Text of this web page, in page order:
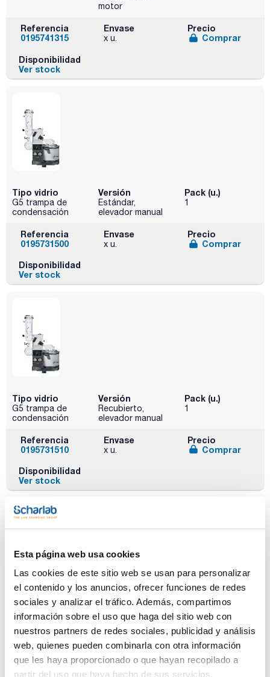
Esta página web usa cookies
Las cookies de este sitio web se usan para personalizar
el contenido y los anuncios, ofrecer funciones de redes
sociales y analizar el tráfico. Además, compartimos
información sobre el uso que haga del sitio web con
nuestros partners de redes sociales, publicidad y análisis
web, quienes pueden combinarla con otra información
que les haya proporcionado o que hayan recopilado a
partir del uso que haya hecho de sus servicios.
motor
Referencia
0195741315
Envase
x u.
Precio
Comprar
Disponibilidad
Ver stock
Tipo vidrio
G5 trampa de
condensación
Versión
Estándar,
elevador manual
Pack (u.)
1
Referencia
0195731500
Envase
x u.
Precio
Comprar
Disponibilidad
Ver stock
Tipo vidrio
G5 trampa de
condensación
Versión
Recubierto,
elevador manual
Pack (u.)
1
Referencia
0195731510
Envase
x u.
Precio
Comprar
Disponibilidad
Ver stock
Tipo vidrio
G5 trampa de
Versión
Estándar,
elevador con
motor
Pack (u.)
1
Referencia
0195741500
Envase
x u.
Precio
Comprar